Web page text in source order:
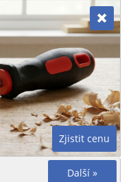
Zjistit cenu
Další »